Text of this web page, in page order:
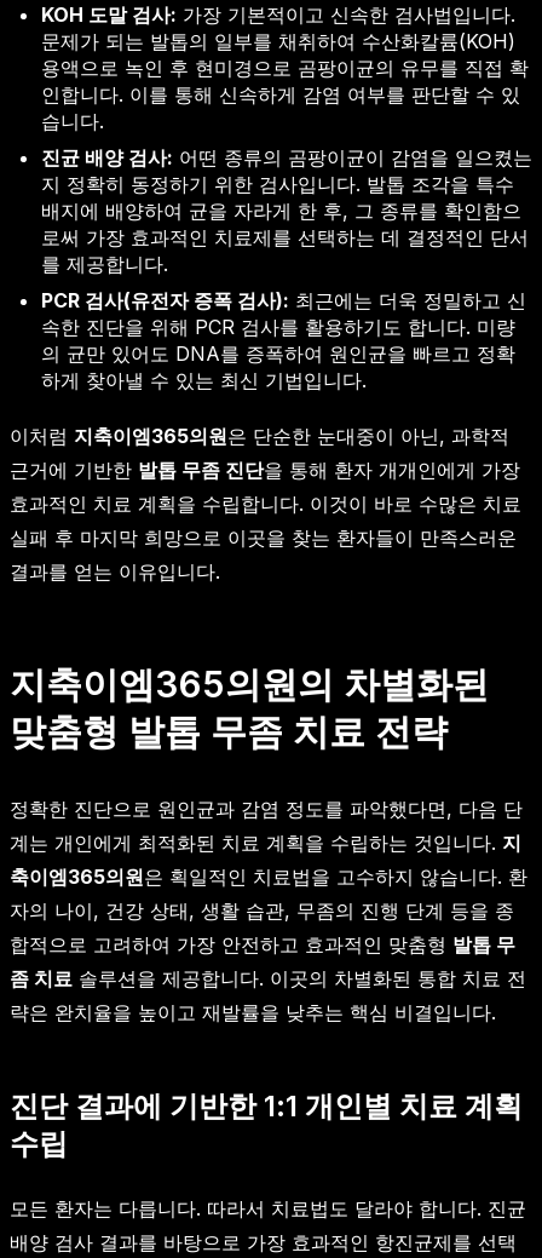
KOH 도말 검사: 가장 기본적이고 신속한 검사법입니다.
문제가 되는 발톱의 일부를 채취하여 수산화칼륨(KOH)
용액으로 녹인 후 현미경으로 곰팡이균의 유무를 직접 확
인합니다. 이를 통해 신속하게 감염 여부를 판단할 수 있
습니다.
진균 배양 검사: 어떤 종류의 곰팡이균이 감염을 일으켰는
지 정확히 동정하기 위한 검사입니다. 발톱 조각을 특수
배지에 배양하여 균을 자라게 한 후, 그 종류를 확인함으
로써 가장 효과적인 치료제를 선택하는 데 결정적인 단서
를 제공합니다.
PCR 검사(유전자 증폭 검사): 최근에는 더욱 정밀하고 신
속한 진단을 위해 PCR 검사를 활용하기도 합니다. 미량
의 균만 있어도 DNA를 증폭하여 원인균을 빠르고 정확
하게 찾아낼 수 있는 최신 기법입니다.
이처럼 지축이엠365의원은 단순한 눈대중이 아닌, 과학적
근거에 기반한 발톱 무좀 진단을 통해 환자 개개인에게 가장
효과적인 치료 계획을 수립합니다. 이것이 바로 수많은 치료
실패 후 마지막 희망으로 이곳을 찾는 환자들이 만족스러운
결과를 얻는 이유입니다.
지축이엠365의원의 차별화된
맞춤형 발톱 무좀 치료 전략
정확한 진단으로 원인균과 감염 정도를 파악했다면, 다음 단
계는 개인에게 최적화된 치료 계획을 수립하는 것입니다. 지
축이엠365의원은 획일적인 치료법을 고수하지 않습니다. 환
자의 나이, 건강 상태, 생활 습관, 무좀의 진행 단계 등을 종
합적으로 고려하여 가장 안전하고 효과적인 맞춤형 발톱 무
좀 치료 솔루션을 제공합니다. 이곳의 차별화된 통합 치료 전
략은 완치율을 높이고 재발률을 낮추는 핵심 비결입니다.
진단 결과에 기반한 1:1 개인별 치료 계획
수립
모든 환자는 다릅니다. 따라서 치료법도 달라야 합니다. 진균
배양 검사 결과를 바탕으로 가장 효과적인 항진균제를 선택